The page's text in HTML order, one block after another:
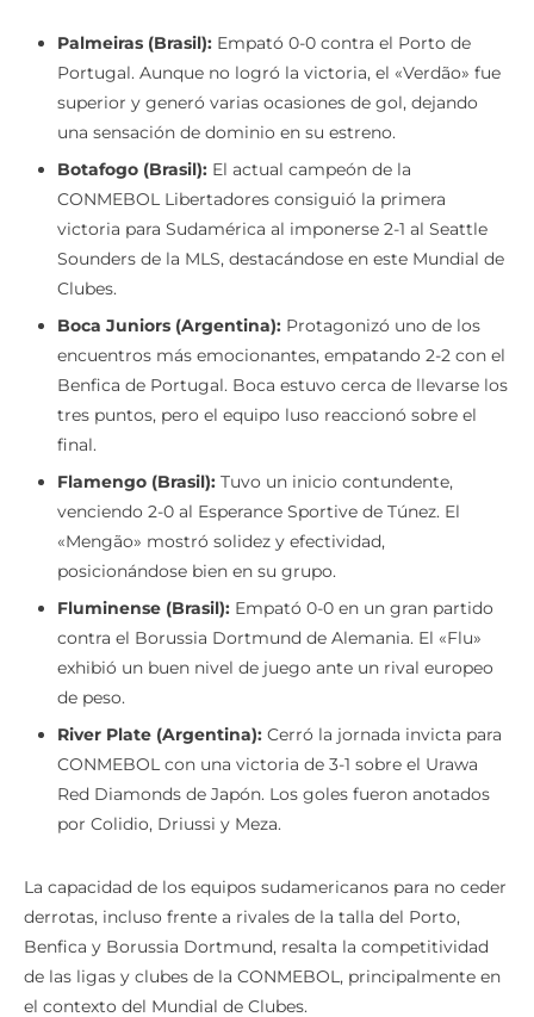
Palmeiras (Brasil): Empató 0-0 contra el Porto de
Portugal. Aunque no logró la victoria, el «Verdão» fue
superior y generó varias ocasiones de gol, dejando
una sensación de dominio en su estreno.
Botafogo (Brasil): El actual campeón de la
CONMEBOL Libertadores consiguió la primera
victoria para Sudamérica al imponerse 2-1 al Seattle
Sounders de la MLS, destacándose en este Mundial de
Clubes.
Boca Juniors (Argentina): Protagonizó uno de los
encuentros más emocionantes, empatando 2-2 con el
Benfica de Portugal. Boca estuvo cerca de llevarse los
tres puntos, pero el equipo luso reaccionó sobre el
final.
Flamengo (Brasil): Tuvo un inicio contundente,
venciendo 2-0 al Esperance Sportive de Túnez. El
«Mengão» mostró solidez y efectividad,
posicionándose bien en su grupo.
Fluminense (Brasil): Empató 0-0 en un gran partido
contra el Borussia Dortmund de Alemania. El «Flu»
exhibió un buen nivel de juego ante un rival europeo
de peso.
River Plate (Argentina): Cerró la jornada invicta para
CONMEBOL con una victoria de 3-1 sobre el Urawa
Red Diamonds de Japón. Los goles fueron anotados
por Colidio, Driussi y Meza.
La capacidad de los equipos sudamericanos para no ceder
derrotas, incluso frente a rivales de la talla del Porto,
Benfica y Borussia Dortmund, resalta la competitividad
de las ligas y clubes de la CONMEBOL, principalmente en
el contexto del Mundial de Clubes.